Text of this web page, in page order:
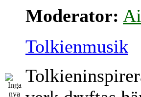
Moderator:
Tolkienmusik